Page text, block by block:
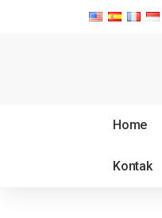
Home
Kontak